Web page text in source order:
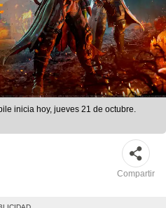
inicia hoy, jueves 21 de octubre.
Compartir